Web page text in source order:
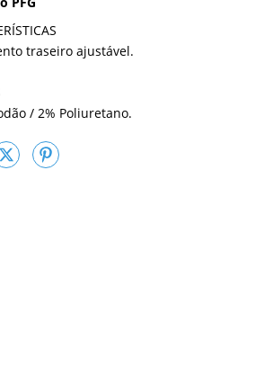
traseiro ajustável.
/ 2% Poliuretano.